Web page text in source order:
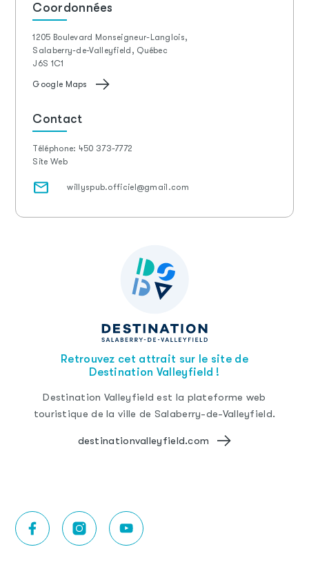
Coordonnées
1205 Boulevard Monseigneur-Langlois,
Salaberry-de-Valleyfield, Québec
J6S 1C1
Google Maps
Contact
Téléphone: 450 373-7772
Site Web
willyspub.officiel@gmail.com
Retrouvez cet attrait sur le site de
Destination Valleyfield !
Destination Valleyfield est la plateforme web
touristique de la ville de Salaberry-de-Valleyfield.
destinationvalleyfield.com